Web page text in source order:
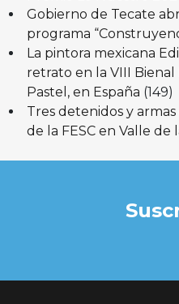
Gobierno de Tecate
programa
La pintora mexicana
retrato en la VIII
Pastel, en España (149)
Tres detenidos y
de la FESC en Valle de